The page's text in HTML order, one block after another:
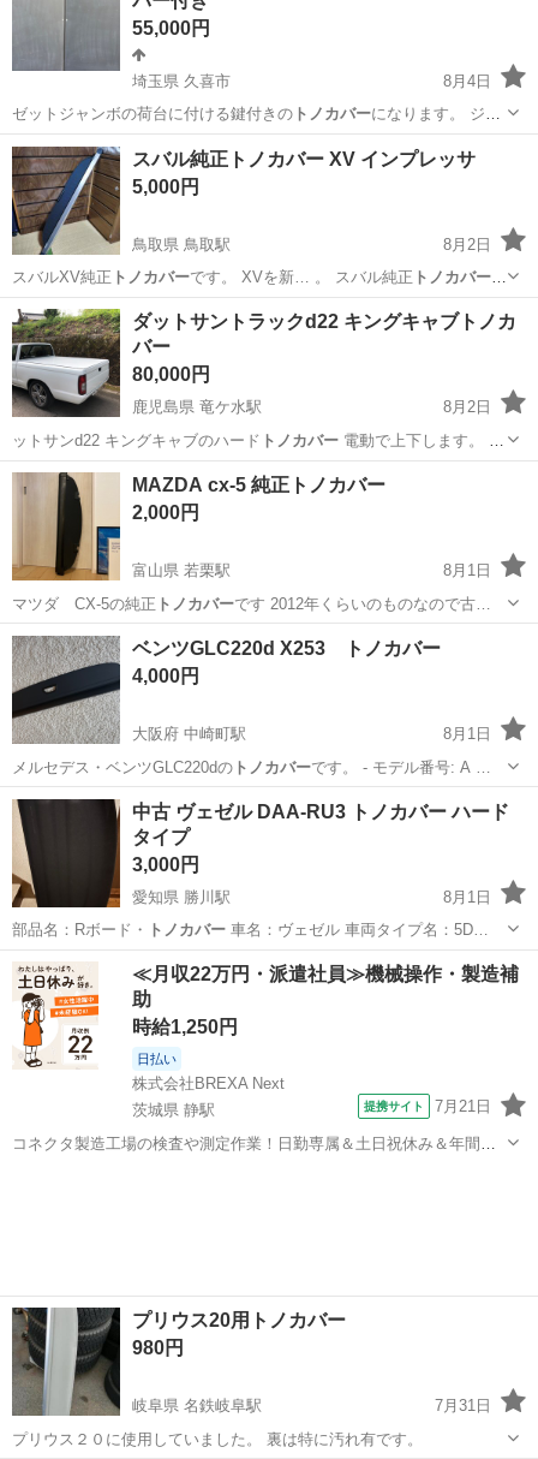
55,000円
埼玉県 久喜市
8月4日
ゼットジャンボの荷台に付ける鍵付きのトノカバーになります。 ジャ
ンボを納車した時…
埼玉 久喜市 外装、車外用品
スバル純正トノカバー XV インプレッサ
5,000円
鳥取県 鳥取駅
8月2日
スバルXV純正 トノカバー です。 XVを新… 。 スバル純正 トノカバー
XV インプレ…
鳥取 鳥取市 鳥取駅 車のパーツ
ダットサントラックd22 キングキャブトノカ
バー
80,000円
鹿児島県 竜ケ水駅
8月2日
ットサンd22 キングキャブのハード トノカバー電動で上下します。 ど
こかの既製品…
鹿児島 鹿児島市 その他
MAZDA cx-5 純正トノカバー
2,000円
富山県 若栗駅
8月1日
マツダ CX-5の純正 トノカバーです 2012年くらいのものなので古…
富山 黒部市 内装、インテリア
ベンツGLC220d X253 トノカバー
4,000円
大阪府 中崎町駅
8月1日
メルセデス・ベンツGLC220dのトノカバー です。 - モデル番号: A …
大阪 大阪市 中崎町駅 内装、インテリア
中古 ヴェゼル DAA-RU3 トノカバー ハード
タイプ
3,000円
愛知県 勝川駅
8月1日
部品名：Rボード・
トノカバー車名：ヴェゼル 車両タイプ名：5D…
愛知 春日井市 勝川駅 内装、インテリア トノカバー
≪月収22万円・派遣社員≫機械操作・製造補
助
時給1,250円
日払い
株式会社BREXA Next
茨城県 静駅
提携サイト 7月21日
コネクタ製造工場の検査や測定作業！日勤専属＆土日祝休み＆年間休
プリウス20用トノカバー
980円
岐阜県 名鉄岐阜駅
7月31日
プリウス２０に使用していました。 裏は特に汚れ有です。